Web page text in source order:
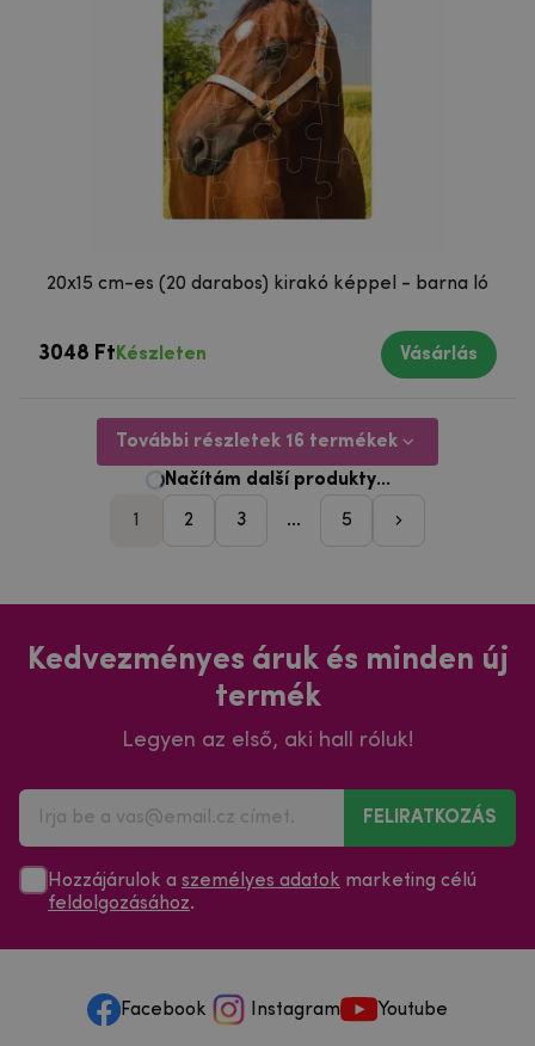
20x15 cm-es (20 darabos) kirakó képpel - barna ló
3048 Ft Készleten Vásárlás
További részletek 16 termékek
Načítám další produkty...
1 2 3 ... 5
Kedvezményes áruk és minden új
termék
Legyen az első, aki hall róluk!
FELIRATKOZÁS
Hozzájárulok a személyes adatok marketing célú
feldolgozásához.
Facebook Instagram Youtube